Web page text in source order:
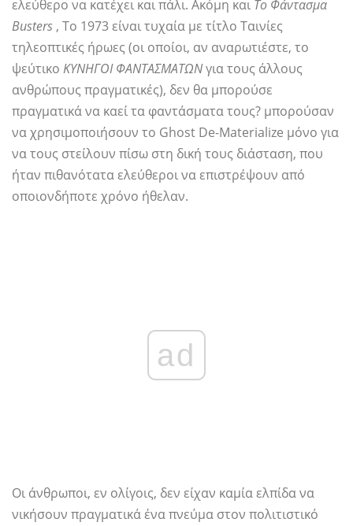
ελεύθερο να κατέχει και πάλι. Ακόμη και Το Φάντασμα
Busters , Το 1973 είναι τυχαία με τίτλο Ταινίες
τηλεοπτικές ήρωες (οι οποίοι, αν αναρωτιέστε, το
ψεύτικο ΚΥΝΗΓΟΙ ΦΑΝΤΑΣΜΑΤΩΝγια τους άλλους
ανθρώπους πραγματικές), δεν θα μπορούσε
πραγματικά να καεί τα φαντάσματα τους? μπορούσαν
να χρησιμοποιήσουν το Ghost De-Materialize μόνο για
να τους στείλουν πίσω στη δική τους διάσταση, που
ήταν πιθανότατα ελεύθεροι να επιστρέψουν από
οποιονδήποτε χρόνο ήθελαν.
ad
Οι άνθρωποι, εν ολίγοις, δεν είχαν καμία ελπίδα να
νικήσουν πραγματικά ένα πνεύμα στον πολιτιστικό